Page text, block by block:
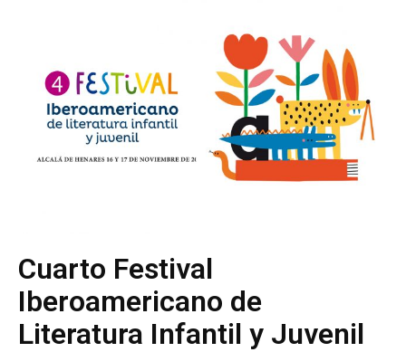
Cuarto Festival
Iberoamericano de
Literatura Infantil y Juvenil